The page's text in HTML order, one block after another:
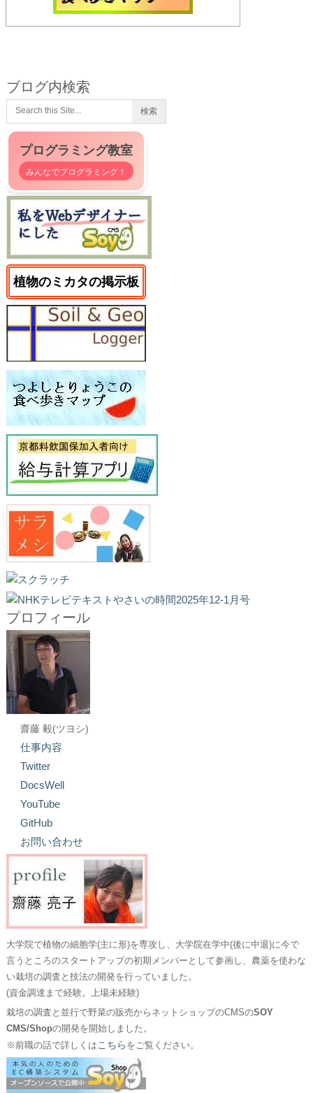
ブログ内検索
プログラミング教室
みんなでプログラミング！
植物のミカタの掲示板
プロフィール
齋藤 毅(ツヨシ)
仕事内容
Twitter
DocsWell
YouTube
GitHub
お問い合わせ
大学院で植物の細胞学(主に形)を専攻し、大学院在学中(後に中退)に今で
言うところのスタートアップの初期メンバーとして参画し、農薬を使わな
い栽培の調査と技法の開発を行っていました。
(資金調達まで経験。上場未経験)
栽培の調査と並行で野菜の販売からネットショップのCMSのSOY
CMS/Shopの開発を開始しました。
※前職の話で詳しくはこちら をご覧ください。